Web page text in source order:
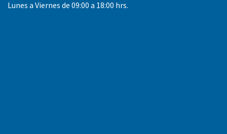
Lunes a Viernes de 09:00 a 18:00 hrs.